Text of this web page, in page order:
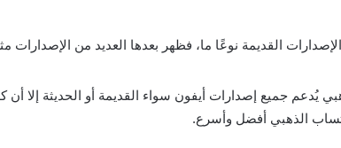
يُدعم جميع إصدارات أيفون سواء القديمة أو الحديثة إلا أن
الذهبي أفضل وأسرع.